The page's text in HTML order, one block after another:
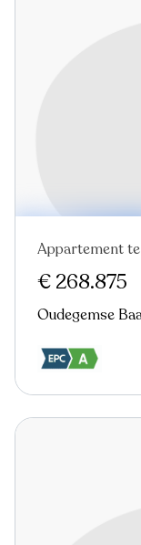
Appartement
€ 268.875
Oudegemse